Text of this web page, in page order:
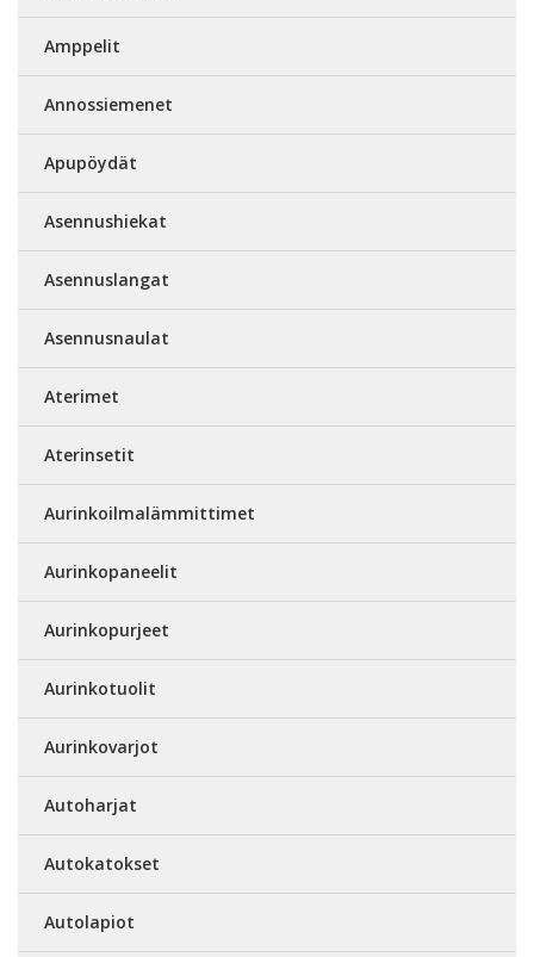
Amppelit
Annossiemenet
Apupöydät
Asennushiekat
Asennuslangat
Asennusnaulat
Aterimet
Aterinsetit
Aurinkoilmalämmittimet
Aurinkopaneelit
Aurinkopurjeet
Aurinkotuolit
Aurinkovarjot
Autoharjat
Autokatokset
Autolapiot